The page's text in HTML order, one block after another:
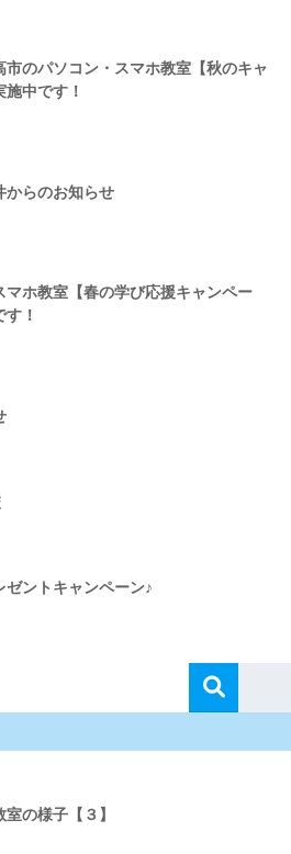
市のパソコン・スマホ教室【秋のキャ
施中です！
からのお知らせ
マホ教室【春の学び応援キャンペー
！
ゼントキャンペーン♪
の様子【３】